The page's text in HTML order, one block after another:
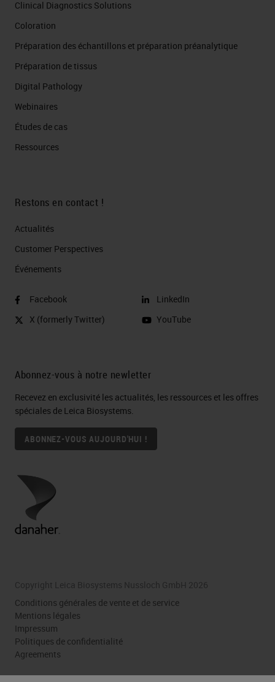
Clinical Diagnostics Solutions
Coloration
Préparation des échantillons et préparation préanalytique
Préparation de tissus
Digital Pathology
Webinaires
Études de cas
Ressources
Restons en contact !
Actualités
Customer Perspectives​
Événements
Facebook
X (formerly Twitter)
LinkedIn
YouTube
Abonnez-vous à notre newletter
Recevez en exclusivité les actualités, les ressources et les offres
spéciales de Leica Biosystems.
ABONNEZ-VOUS AUJOURD'HUI !
Copyright Leica Biosystems Nussloch GmbH 2026
Conditions générales de vente et de service
Mentions légales
Impressum
Politiques de confidentialité
Agreements